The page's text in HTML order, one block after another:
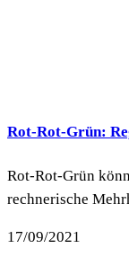
Rot-Rot-Grün:
Rot-Rot-Grün
rechnerische
17/09/2021